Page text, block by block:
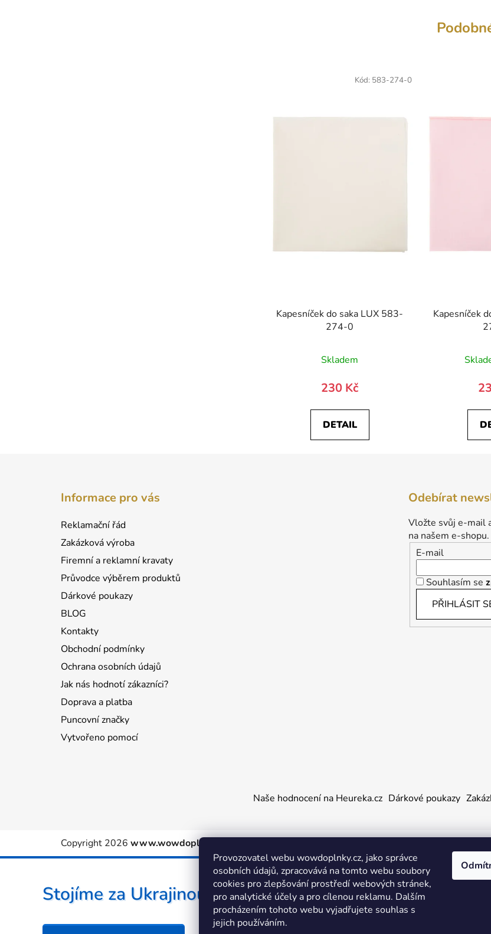
Provozovatel webu wowdoplnky.cz, jako správce
osobních údajů, zpracovává na tomto webu soubory
cookies pro zlepšování prostředí webových stránek,
pro analytické účely a pro cílenou reklamu. Dalším
procházením tohoto webu vyjadřujete souhlas s
jejich používáním.
Kapesníček do saka LUX 583-
274-0
Skladem
230 Kč
DETAIL
Kód: 583-274-0
Kapesníček
Informace pro vás
Reklamační řád
Zakázková výroba
Firemní a reklamní kravaty
Průvodce výběrem produktů
Dárkové poukazy
BLOG
Kontakty
Obchodní podmínky
Ochrana osobních údajů
Jak nás hodnotí zákazníci?
Doprava a platba
Puncovní značky
Vytvořeno pomocí
Odebírat
Vložte svůj e-mail
na našem e-shopu.
E-mail
Souhlasím se
PŘIHLÁSIT
Naše hodnocení na Heureka.cz Dárkové poukazy
Copyright 2026 www.wowdoplnky.cz
Stojíme za Ukrajinou ❤️